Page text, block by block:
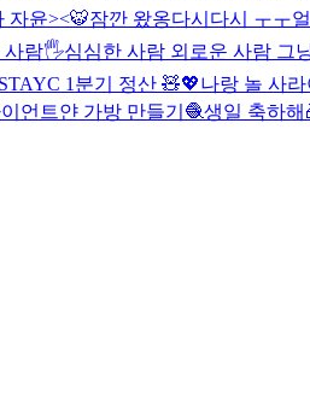
자윤><🐯잠깐 왔옹다시다시 ㅜㅜ
사람🖐심심한 사람 외로운 사람 그
1분기 정산 🧸💖나랑 놀 사
언트얀 가방 만들기🧶생일 축하해